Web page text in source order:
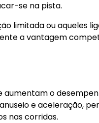
se na pista.
limitada ou aqueles
a vantagem
o
e aceleração,
nas corridas.